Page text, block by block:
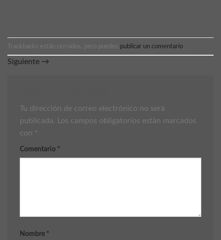
Trackbacks están cerrados, pero puedes publicar un comentario
Siguiente →
Tu dirección de correo electrónico no será
publicada.
Los campos obligatorios están marcados
con *
Comentario *
Nombre *